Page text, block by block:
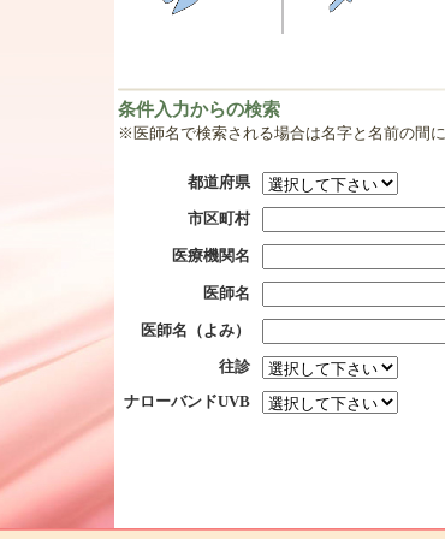
条件入力からの検索
※医師名で検索される場合は名字と名前の間
都道府県
市区町村
医療機関名
医師名
医師名（よみ）
往診
ナローバンドUVB